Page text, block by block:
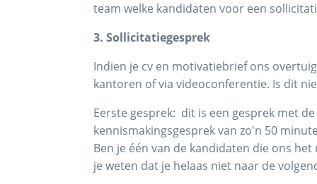
team welke kandidaten voor een
3. Sollicitatiegesprek
Indien je cv en motivatiebrief ons
kantoren of via videoconferentie. Is dit
Eerste gesprek: dit is een gesprek met
kennismakingsgesprek van zo'n 50
Ben je één van de kandidaten die ons
je weten dat je helaas niet naar de